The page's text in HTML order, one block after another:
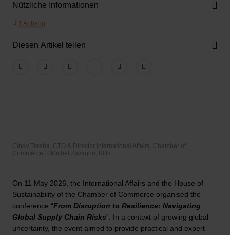
Nützliche Informationen
1 Anhang
Diesen Artikel teilen
Cindy Tereba, CTO & Director International Affairs, Chamber of
Commerce © Michel Zavagno, Blitz
On 11 May 2026, the International Affairs and the House of
Sustainability of the Chamber of Commerce organised the
conference “From Disruption to Resilience: Navigating
Global Supply Chain Risks”. In a context of growing global
uncertainty, the event aimed to provide practical and expert